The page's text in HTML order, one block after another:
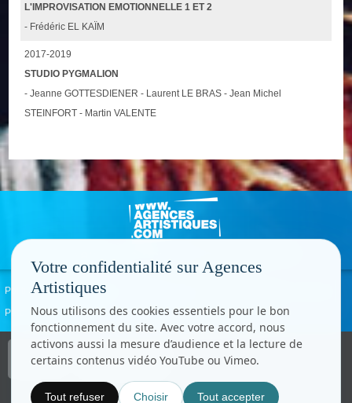
L'IMPROVISATION EMOTIONNELLE 1 ET 2
- Frédéric EL KAÏM
2017-2019
STUDIO PYGMALION
- Jeanne GOTTESDIENER - Laurent LE BRAS - Jean Michel
STEINFORT - Martin VALENTE
Politique de confidentialité
Paramètres cookies
Copyright © CC.Comunication
Tous droits réservés
Votre confidentialité sur Agences
Artistiques
Nous utilisons des cookies essentiels pour le bon
fonctionnement du site. Avec votre accord, nous
activons aussi la mesure d’audience et la lecture de
certains contenus vidéo YouTube ou Vimeo.
Tout refuser Choisir Tout accepter